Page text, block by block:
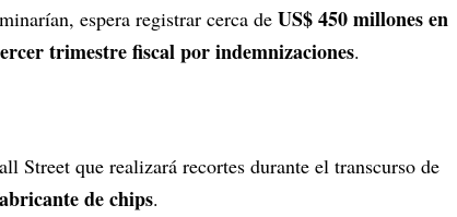
espera registrar cerca de US$ 450 millones en
trimestre fiscal por indemnizaciones.
Street que realizará recortes durante el transcurso de
de chips.